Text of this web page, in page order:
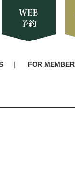
FOR MEMBER